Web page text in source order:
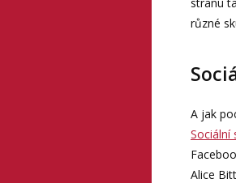
různé
A jak
Sociální
Alice